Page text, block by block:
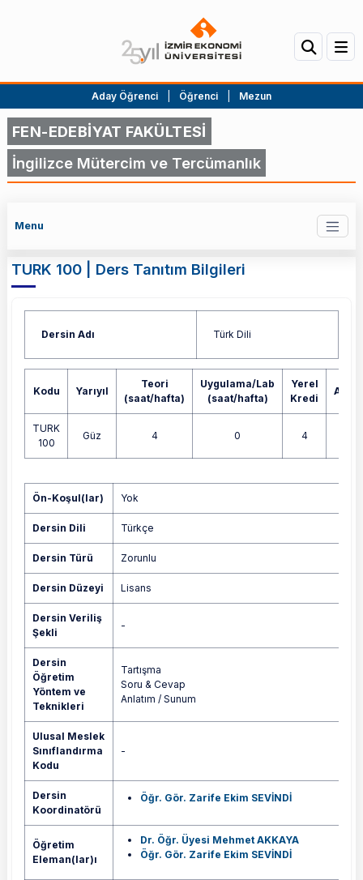
Aday Öğrenci Öğrenci Mezun
FEN-EDEBİYAT FAKÜLTESİ
İngilizce Mütercim ve Tercümanlık
Menu
TURK 100 | Ders Tanıtım Bilgileri
Dersin Adı Türk Dili
Kodu Yarıyıl
Teori
(saat/hafta)
Uygulama/Lab
(saat/hafta)
Yerel
Kredi
AKTS
TURK
100
Güz 4 0 4
Yok
Ön-Koşul(lar) Yok
Dersin Dili Türkçe
Dersin Türü Zorunlu
Dersin Düzeyi Lisans
Dersin Veriliş
Şekli
-
Dersin
Öğretim
Yöntem ve
Teknikleri
Tartışma
Soru & Cevap
Anlatım / Sunum
Ulusal Meslek
Sınıflandırma
Kodu
-
Dersin
Koordinatörü
Öğr. Gör. Zarife Ekim SEVİNDİ
Öğretim
Eleman(lar)ı
Dr. Öğr. Üyesi Mehmet AKKAYA
Öğr. Gör. Zarife Ekim SEVİNDİ